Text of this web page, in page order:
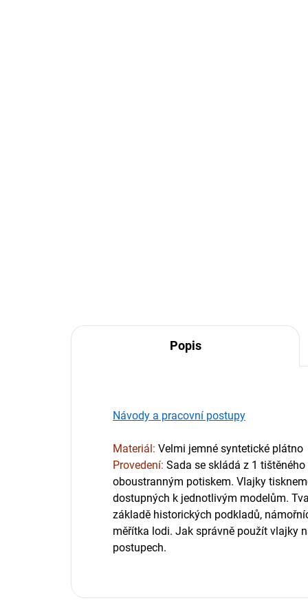
Popis
Návody a pracovní postupy
Materiál: Velmi jemné syntetické plátno
Provedení: Sada se skládá z 1
oboustranným potiskem. Vlajky
dostupných k jednotlivým modelům.
základě historických podkladů,
měřítka lodi. Jak správně použít vlajky
postupech.